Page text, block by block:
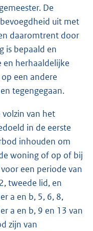
De
uit met
daaromtrent door
is bepaald en
en herhaaldelijke
een andere
tegengegaan.
van het
in de eerste
inhouden om
woning of op of bij
een periode van
tweede lid, en
a en b, 5, 6, 8,
a en b, 9 en 13 van
zijn van